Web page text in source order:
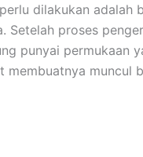
dilakukan adalah
Setelah proses
punyai permukaan
membuatnya muncul